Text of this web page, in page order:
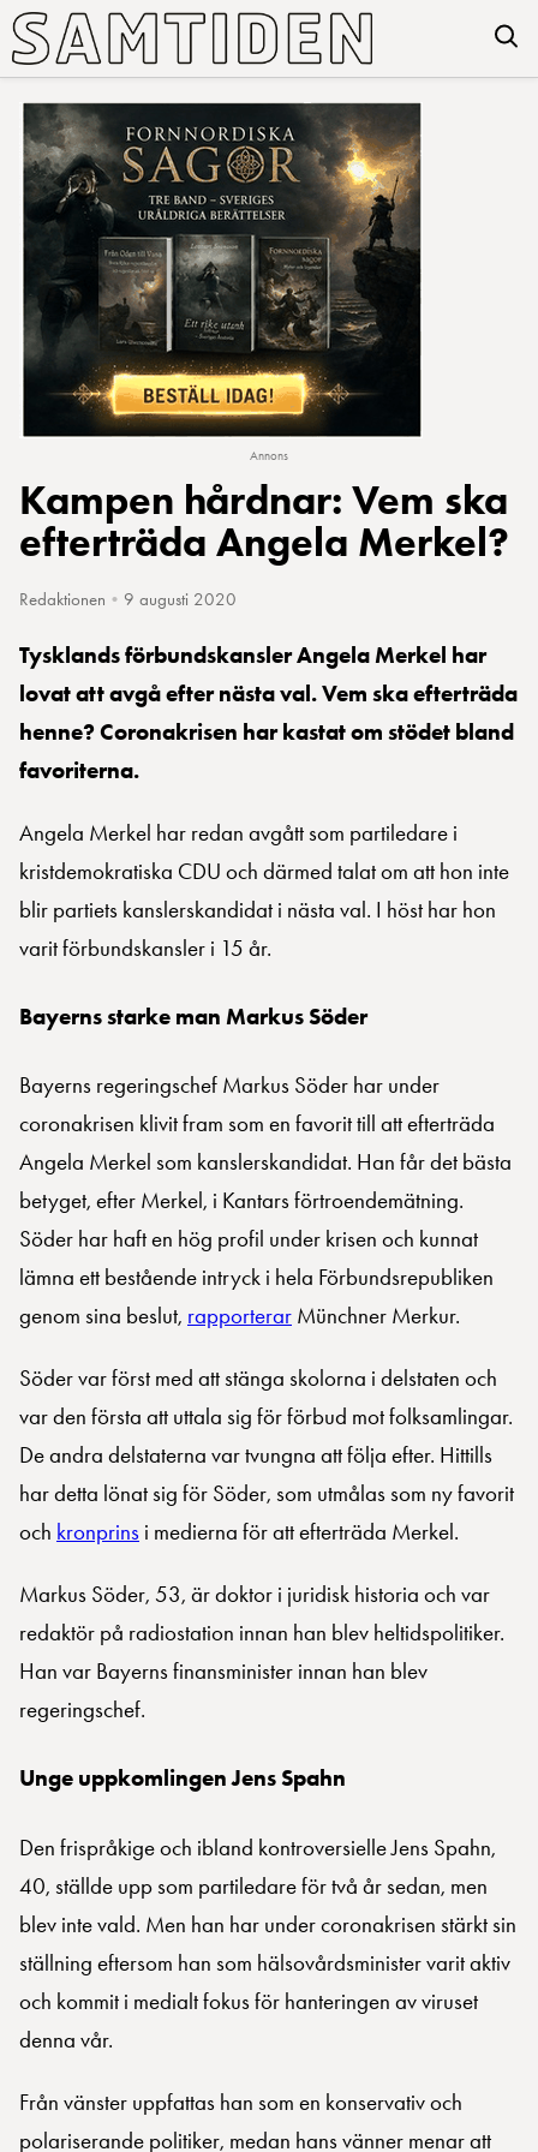
Annons
Kampen hårdnar: Vem ska
efterträda Angela Merkel?
Redaktionen • 9 augusti 2020
Tysklands förbundskansler Angela Merkel har
lovat att avgå efter nästa val. Vem ska efterträda
henne? Coronakrisen har kastat om stödet bland
favoriterna.
Angela Merkel har redan avgått som partiledare i
kristdemokratiska CDU och därmed talat om att hon inte
blir partiets kanslerskandidat i nästa val. I höst har hon
varit förbundskansler i 15 år.
Bayerns starke man Markus Söder
Bayerns regeringschef Markus Söder har under
coronakrisen klivit fram som en favorit till att efterträda
Angela Merkel som kanslerskandidat. Han får det bästa
betyget, efter Merkel, i Kantars förtroendemätning.
Söder har haft en hög profil under krisen och kunnat
lämna ett bestående intryck i hela Förbundsrepubliken
genom sina beslut, rapporterar Münchner Merkur.
Söder var först med att stänga skolorna i delstaten och
var den första att uttala sig för förbud mot folksamlingar.
De andra delstaterna var tvungna att följa efter. Hittills
har detta lönat sig för Söder, som utmålas som ny favorit
och kronprins i medierna för att efterträda Merkel.
Markus Söder, 53, är doktor i juridisk historia och var
redaktör på radiostation innan han blev heltidspolitiker.
Han var Bayerns finansminister innan han blev
regeringschef.
Unge uppkomlingen Jens Spahn
Den frispråkige och ibland kontroversielle Jens Spahn,
40, ställde upp som partiledare för två år sedan, men
blev inte vald. Men han har under coronakrisen stärkt sin
ställning eftersom han som hälsovårdsminister varit aktiv
och kommit i medialt fokus för hanteringen av viruset
denna vår.
Från vänster uppfattas han som en konservativ och
polariserande politiker, medan hans vänner menar att